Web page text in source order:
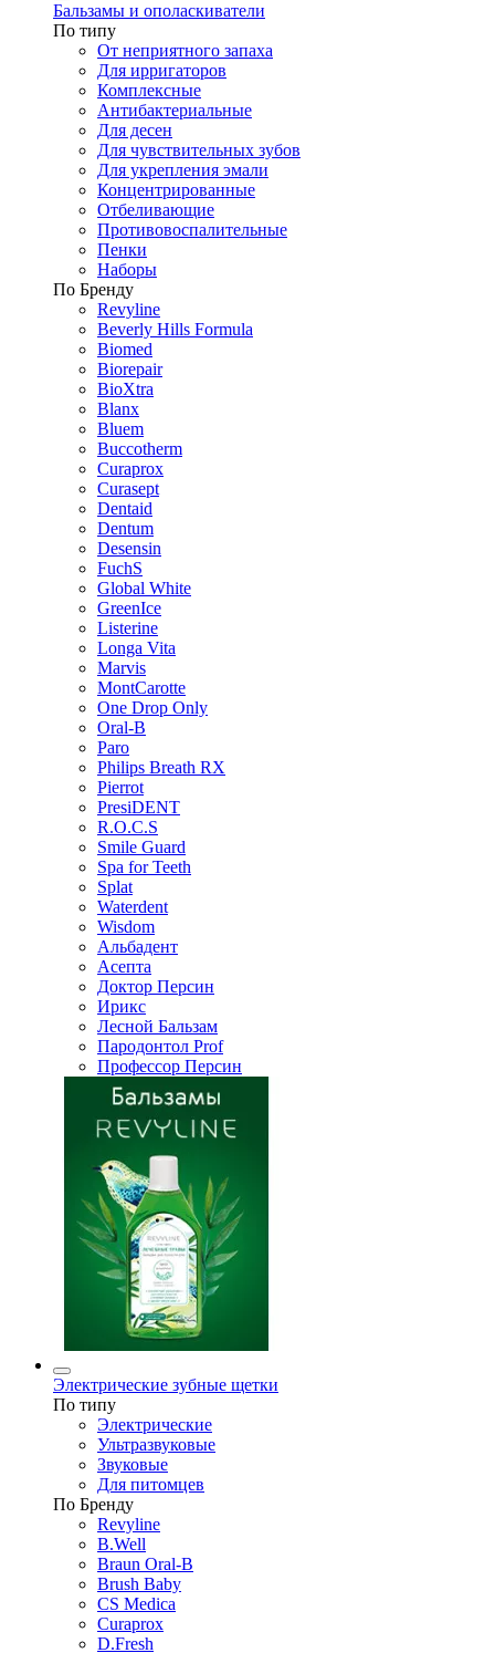
Бальзамы и ополаскиватели
По типу
От неприятного запаха
Для ирригаторов
Комплексные
Антибактериальные
Для десен
Для чувствительных зубов
Для укрепления эмали
Концентрированные
Отбеливающие
Противовоспалительные
Пенки
Наборы
По Бренду
Revyline
Beverly Hills Formula
Biomed
Biorepair
BioXtra
Blanx
Bluem
Buccotherm
Curaprox
Curasept
Dentaid
Dentum
Desensin
FuchS
Global White
GreenIce
Listerine
Longa Vita
Marvis
MontCarotte
One Drop Only
Oral-B
Paro
Philips Breath RX
Pierrot
PresiDENT
R.O.C.S
Smile Guard
Spa for Teeth
Splat
Waterdent
Wisdom
Альбадент
Асепта
Доктор Персин
Ирикс
Лесной Бальзам
Пародонтол Prof
Профессор Персин
Электрические зубные щетки
По типу
Электрические
Ультразвуковые
Звуковые
Для питомцев
По Бренду
Revyline
B.Well
Braun Oral-B
Brush Baby
CS Medica
Curaprox
D.Fresh